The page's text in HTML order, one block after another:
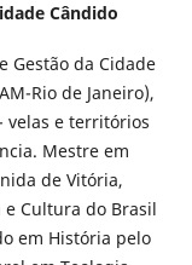
Cândido
Gestão da Cidade
Rio de Janeiro),
velas e territórios
Mestre em
de Vitória,
e Cultura do Brasil
em História pelo